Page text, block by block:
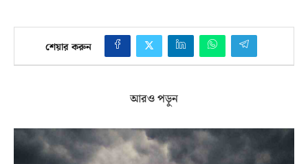
শেয়ার করুন
আরও পড়ুন